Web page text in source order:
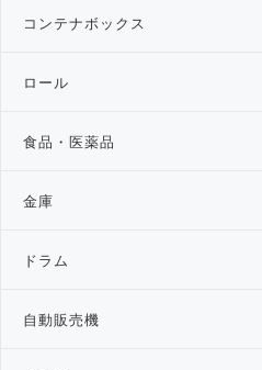
コンテナボックス
ロール
食品・医薬品
金庫
ドラム
自動販売機